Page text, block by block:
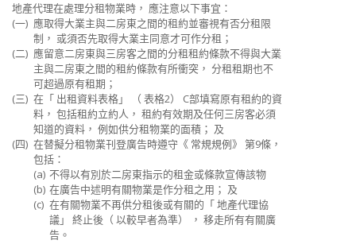
地產代理在處理分租物業時， 應注意以下事宜：
(一) 應取得大業主與二房東之間的租約並審視有否​​分租限
制， 或須否先取得大業主同意才可作分租；
(二) 應留意二房東與三房客之間的分租租約條款不得與大業
主與二房東之間的租約條款有所衝突， 分租租期也不
可超過原有租期；
(三) 在「 出租資料表格」 （ 表格2） C部填寫原有租約的資
料， 包括租約立約人， 租約有效期及任何三房客必須
知道的資料， 例如供分租物業的面積； 及
(四) 在替擬分租物業刊登廣告時遵守《 常規規例》 第9條，
包括：
(a) 不得以有別於二房東指示的租金或條款宣傳該物
(b) 在廣告中述明有關物業是作分租之用； 及
(c) 在有關物業不再供分租後或有關的「 地產代理協
議」 終止後（ 以較早者為準） ， 移走所有有關廣
告。